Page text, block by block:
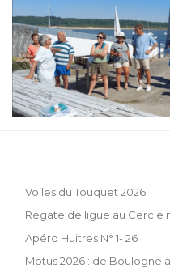
Voiles du Touquet 2026
Régate de ligue au Cercle
Apéro Huitres N° 1- 26
Motus 2026 : de Boulogne